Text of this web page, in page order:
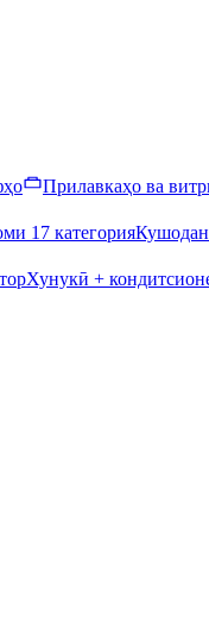
Прилавкаҳо ва
17 категория
Хунукӣ +